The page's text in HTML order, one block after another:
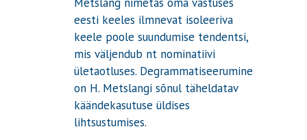
eesti keeles ilmnevat isoleeriva
keele poole suundumise tendentsi,
mis väljendub nt nominatiivi
ületaotluses. Degrammatiseerumine
on H. Metslangi sõnul täheldatav
käändekasutuse üldises
lihtsustumises.